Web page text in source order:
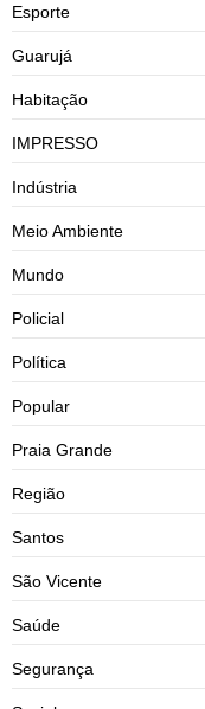
Esporte
Guarujá
Habitação
IMPRESSO
Indústria
Meio Ambiente
Mundo
Policial
Política
Popular
Praia Grande
Região
Santos
São Vicente
Saúde
Segurança